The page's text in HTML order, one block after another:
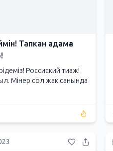
Тапкан адамға
Россиский тиаж!
Мінер сол жак санында